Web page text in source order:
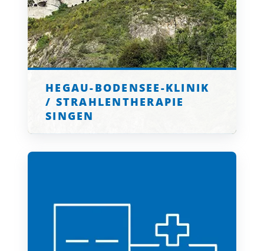
HEGAU-BODENSEE-KLINIK
/ STRAHLENTHERAPIE
SINGEN
klicken für mehr